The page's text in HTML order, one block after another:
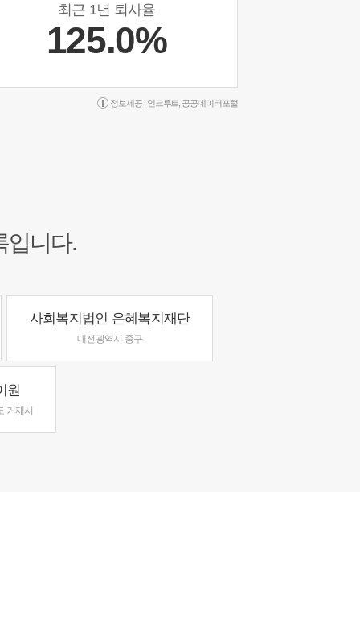
최근 1년 퇴사율
125.0%
정보제공 : 인크루트 공공데이터포털
입니다.
사회복지법인 은혜복지재단
대전광역시 중구
원
거제시